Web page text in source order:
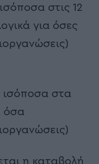
στις 12
για όσες
ισόποσα στα
όσα
η καταβολή